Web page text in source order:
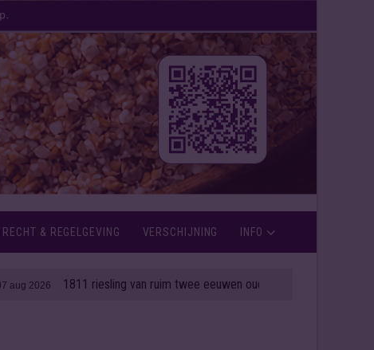
RECHT & REGELGEVING VERSCHIJNING INFO
1811 riesling van ruim twee eeuwen oud onder de hamer